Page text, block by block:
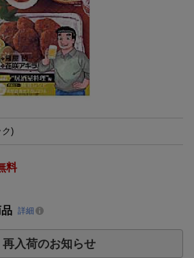
ク)
料
詳細
再入荷のお知らせ